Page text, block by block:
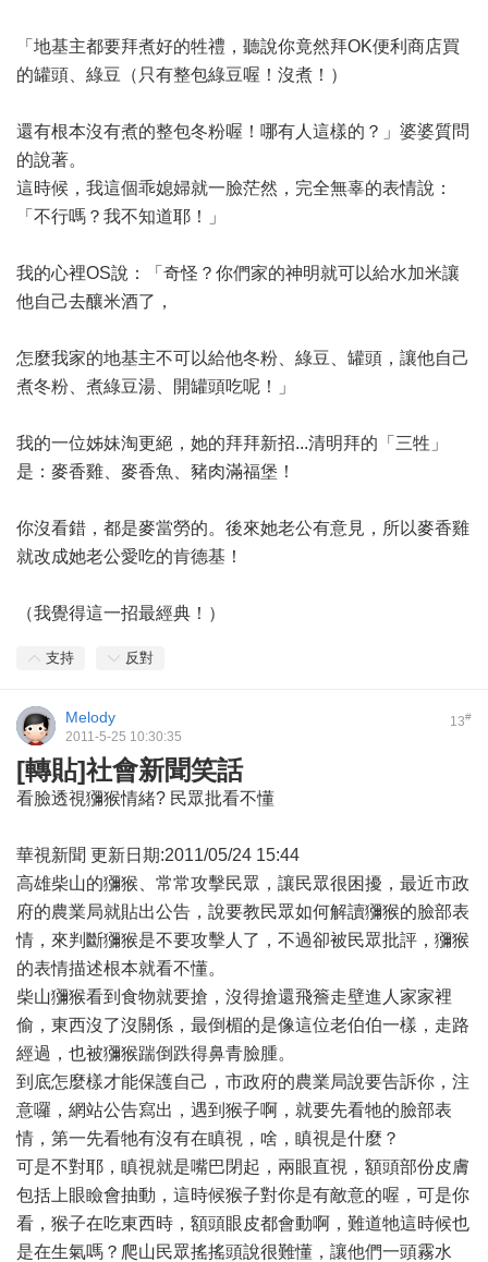
「地基主都要拜煮好的牲禮，聽說你竟然拜OK便利商店買
的罐頭、綠豆（只有整包綠豆喔！沒煮！）
還有根本沒有煮的整包冬粉喔！哪有人這樣的？」婆婆質問
的說著。
這時候，我這個乖媳婦就一臉茫然，完全無辜的表情說：
「不行嗎？我不知道耶！」
我的心裡OS說：「奇怪？你們家的神明就可以給水加米讓
他自己去釀米酒了，
怎麼我家的地基主不可以給他冬粉、綠豆、罐頭，讓他自己
煮冬粉、煮綠豆湯、開罐頭吃呢！」
我的一位姊妹淘更絕，她的拜拜新招...清明拜的「三牲」
是：麥香雞、麥香魚、豬肉滿福堡！
你沒看錯，都是麥當勞的。後來她老公有意見，所以麥香雞
就改成她老公愛吃的肯德基！
（我覺得這一招最經典！）
支持 反對
13#
Melody
2011-5-25 10:30:35
[轉貼]社會新聞笑話
看臉透視獼猴情緒? 民眾批看不懂
華視新聞 更新日期:2011/05/24 15:44
高雄柴山的獼猴、常常攻擊民眾，讓民眾很困擾，最近市政
府的農業局就貼出公告，說要教民眾如何解讀獼猴的臉部表
情，來判斷獼猴是不要攻擊人了，不過卻被民眾批評，獼猴
的表情描述根本就看不懂。
柴山獼猴看到食物就要搶，沒得搶還飛簷走壁進人家家裡
偷，東西沒了沒關係，最倒楣的是像這位老伯伯一樣，走路
經過，也被獼猴踹倒跌得鼻青臉腫。
到底怎麼樣才能保護自己，市政府的農業局說要告訴你，注
意囉，網站公告寫出，遇到猴子啊，就要先看牠的臉部表
情，第一先看牠有沒有在瞋視，啥，瞋視是什麼？
可是不對耶，瞋視就是嘴巴閉起，兩眼直視，額頭部份皮膚
包括上眼瞼會抽動，這時候猴子對你是有敵意的喔，可是你
看，猴子在吃東西時，額頭眼皮都會動啊，難道牠這時候也
是在生氣嗎？爬山民眾搖搖頭說很難懂，讓他們一頭霧水